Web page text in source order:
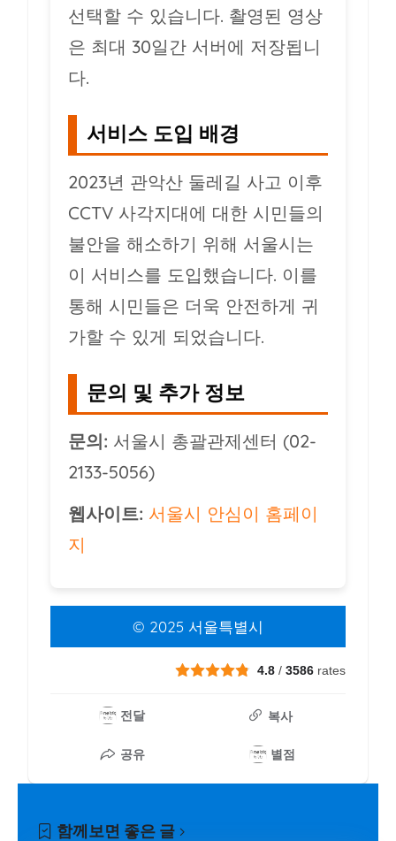
선택할 수 있습니다. 촬영된 영상
은 최대 30일간 서버에 저장됩니
다.
서비스 도입 배경
2023년 관악산 둘레길 사고 이후
CCTV 사각지대에 대한 시민들의
불안을 해소하기 위해 서울시는
이 서비스를 도입했습니다. 이를
통해 시민들은 더욱 안전하게 귀
가할 수 있게 되었습니다.
문의 및 추가 정보
문의: 서울시 총괄관제센터 (02-
2133-5056)
웹사이트: 서울시 안심이 홈페이
지
© 2025 서울특별시
4.8 /3586 rates
전달 복사
공유 별점
함께보면 좋은 글